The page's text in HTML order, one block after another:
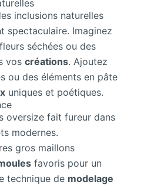
inclusions naturelles
spectaculaire. Imaginez
séchées ou des
vos créations. Ajoutez
ou des éléments en pâte
uniques et poétiques.
oversize fait fureur dans
modernes.
gros maillons
favoris pour un
technique de modelage